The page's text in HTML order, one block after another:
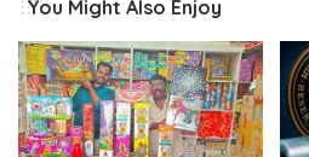
You Might Also Enjoy